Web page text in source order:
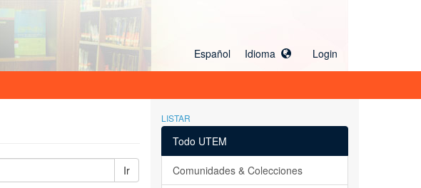
Español Idioma Login
Ir
LISTAR
Todo UTEM
Comunidades & Colecciones